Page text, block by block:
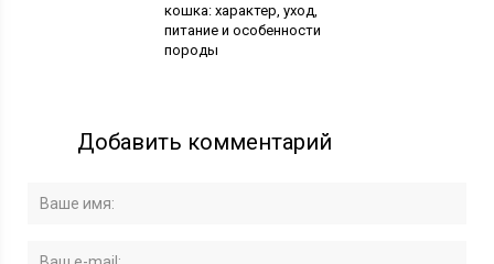
кошка: характер, уход,
питание и особенности
породы
Добавить комментарий